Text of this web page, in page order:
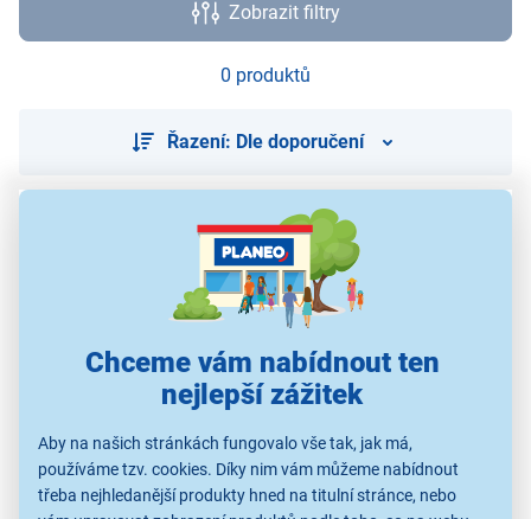
Chceme vám nabídnout ten
nejlepší zážitek
Aby na našich stránkách fungovalo vše tak, jak má,
používáme tzv. cookies. Díky nim vám můžeme nabídnout
třeba nejhledanější produkty hned na titulní stránce, nebo
Zobrazit filtry
0 produktů
Řazení: Dle doporučení
Použité obrázky jsou pouze ilustrativní a technické specifikace se
mohou v průběhu času změnit bez předchozího upozornění.